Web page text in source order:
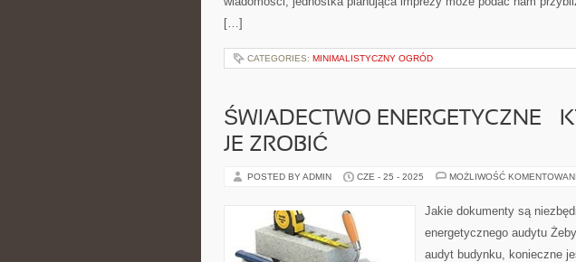
[…]
CATEGORIES: MINIMALISTYCZNY OGRÓD
ŚWIADECTWO ENERGETYCZNE –
JE ZROBIĆ
POSTED BY ADMIN CZE - 25 - 2025 MOŻLIWOŚĆ
Jakie dokumenty są
energetycznego audytu
audyt budynku, konieczne